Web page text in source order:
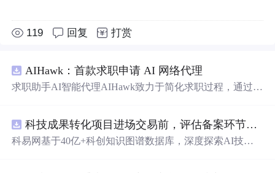
119 回复 打赏
AIHawk：首款求职申请 AI 网络代理
求职助手AI智能代理AIHawk致力于简化求职过程，通过自
科技成果转化项目进场交易前，评估备案环节需要准备哪些材料？.docx
科易网基于40亿+科创知识图谱数据库，深度探索AI技术